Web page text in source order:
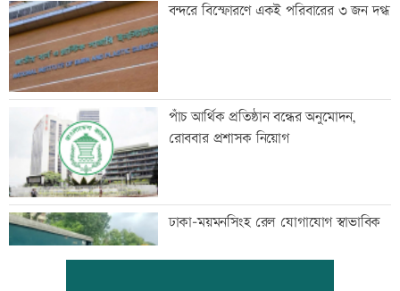
বন্দরে বিস্ফোরণে একই পরিবারের ৩ জন দগ্ধ
পাঁচ আর্থিক প্রতিষ্ঠান বন্ধের অনুমোদন,
রোববার প্রশাসক নিয়োগ
ঢাকা-ময়মনসিংহ রেল যোগাযোগ স্বাভাবিক